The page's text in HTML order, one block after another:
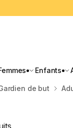
Enfants
de but